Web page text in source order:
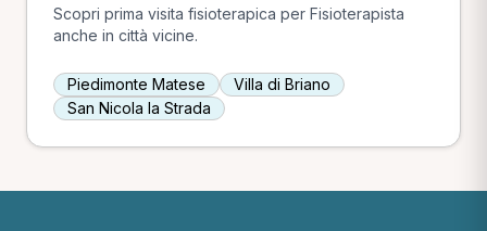
Scopri prima visita fisioterapica per Fisioterapista
anche in città vicine.
Piedimonte Matese
Villa di Briano
San Nicola la Strada